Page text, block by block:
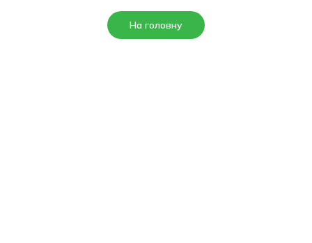
На головну